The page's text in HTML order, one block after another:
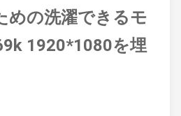
めの洗濯できるモ
1920*1080を埋